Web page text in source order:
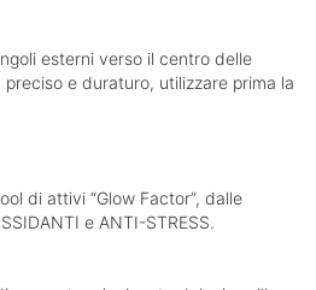
esterni verso il centro delle
e duraturo, utilizzare prima la
di attivi “Glow Factor”, dalle
e ANTI-STRESS.